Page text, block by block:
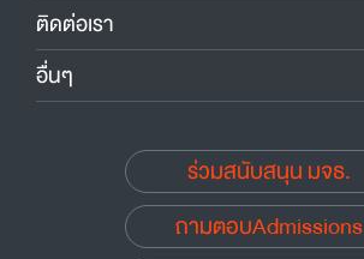
ติดต่อเรา
อื่นๆ
ร่วมสนับสนุน มจธ.
ถามตอบAdmissions